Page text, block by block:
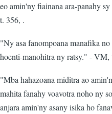
eo amin'ny fiainana ara-panahy
t. 356, .
"Ny asa fanompoana manafika
hoenti-manohitra ny ratsy." - VM,
"Mba hahazoana miditra ao
mahita fanahy voavotra noho ny
anjara amin'ny asany isika ho